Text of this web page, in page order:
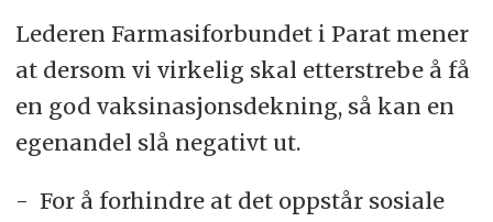
Lederen Farmasiforbundet i Parat mener
at dersom vi virkelig skal etterstrebe å få
en god vaksinasjonsdekning, så kan en
egenandel slå negativt ut.
- For å forhindre at det oppstår sosiale